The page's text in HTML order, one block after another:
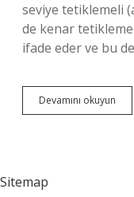
seviye tetiklemeli
de kenar
ifade eder ve bu
Devamını okuyun
Tipi
Sitemap